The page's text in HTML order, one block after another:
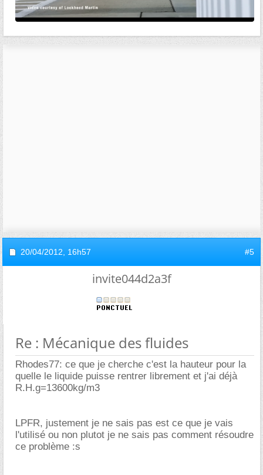
20/04/2012, 16h57 #5
invite044d2a3f
Re : Mécanique des fluides
Rhodes77: ce que je cherche c'est la hauteur pour la
quelle le liquide puisse rentrer librement et j'ai déjà
R.H.g=13600kg/m3
LPFR, justement je ne sais pas est ce que je vais
l'utilisé ou non plutot je ne sais pas comment résoudre
ce problème :s